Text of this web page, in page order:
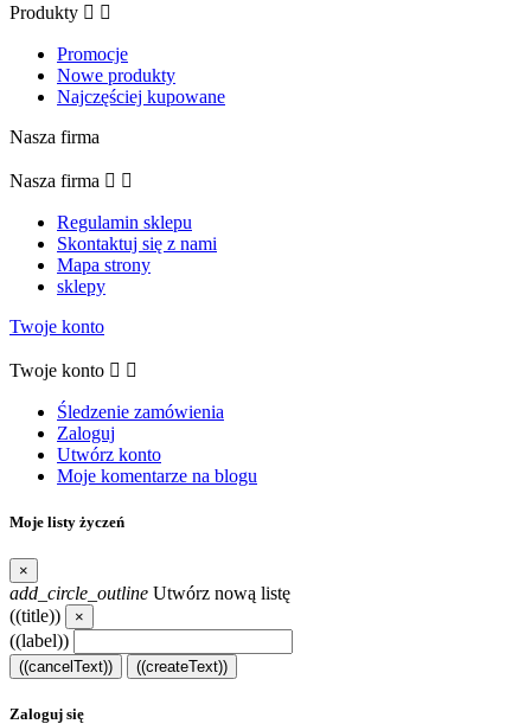
Produkty  
Promocje
Nowe produkty
Najczęściej kupowane
Nasza firma
Nasza firma  
Regulamin sklepu
Skontaktuj się z nami
Mapa strony
sklepy
Twoje konto
Twoje konto  
Śledzenie zamówienia
Zaloguj
Utwórz konto
Moje komentarze na blogu
Moje listy życzeń
×
add_circle_outline Utwórz nową listę
((title))
×
((label))
((cancelText)) ((createText))
Zaloguj się